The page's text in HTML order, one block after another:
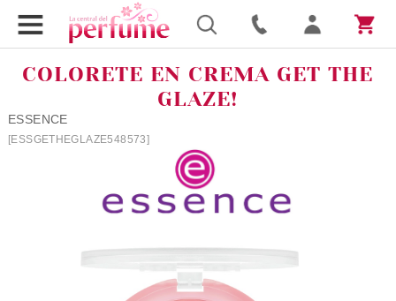
COLORETE EN CREMA GET THE
GLAZE!
ESSENCE
[ESSGETHEGLAZE548573]